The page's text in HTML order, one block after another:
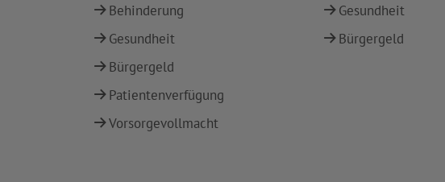
Behinderung
Gesundheit
Bürgergeld
Patientenverfügung
Vorsorgevollmacht
Gesundheit
Bürgergeld